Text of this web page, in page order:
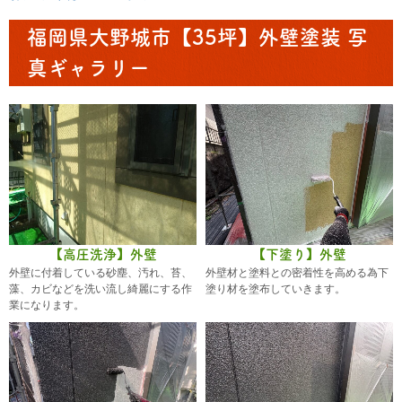
福岡県大野城市【35坪】外壁塗装 写
真ギャラリー
【高圧洗浄】外壁
外壁に付着している砂塵、汚れ、苔、
藻、カビなどを洗い流し綺麗にする作
業になります。
【下塗り】外壁
外壁材と塗料との密着性を高める為下
塗り材を塗布していきます。